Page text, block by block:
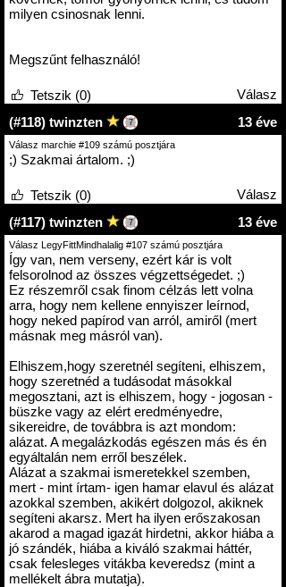
milyen csinosnak lenni.
Megszűnt felhasználó!
Válasz
Tetszik (0)
(#118) twinzten
7 13 éve
Válasz marchie #109 számú posztjára
;) Szakmai ártalom. ;)
Válasz
Tetszik (0)
(#117) twinzten
7 13 éve
Válasz LegyFittMindhalalig #107 számú posztjára
Így van, nem verseny, ezért kár is volt
felsorolnod az összes végzettségedet. ;)
Ez részemről csak finom célzás lett volna
arra, hogy nem kellene ennyiszer leírnod,
hogy neked papírod van arról, amiről (mert
másnak meg másról van).
Elhiszem,hogy szeretnél segíteni, elhiszem,
hogy szeretnéd a tudásodat másokkal
megosztani, azt is elhiszem, hogy - jogosan -
büszke vagy az elért eredményedre,
sikereidre, de továbbra is azt mondom:
alázat. A megalázkodás egészen más és én
egyáltalán nem erről beszélek.
Alázat a szakmai ismeretekkel szemben,
mert - mint írtam- igen hamar elavul és alázat
azokkal szemben, akikért dolgozol, akiknek
segíteni akarsz. Mert ha ilyen erőszakosan
akarod a magad igazát hirdetni, akkor hiába a
jó szándék, hiába a kiváló szakmai háttér,
csak felesleges vitákba keveredsz (mint a
mellékelt ábra mutatja).